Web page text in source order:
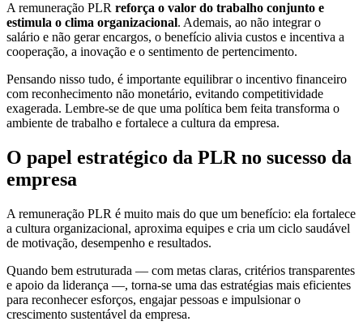
A remuneração PLR reforça o valor do trabalho conjunto e
estimula o clima organizacional. Ademais, ao não integrar o
salário e não gerar encargos, o benefício alivia custos e incentiva a
cooperação, a inovação e o sentimento de pertencimento.
Pensando nisso tudo, é importante equilibrar o incentivo financeiro
com reconhecimento não monetário, evitando competitividade
exagerada. Lembre-se de que uma política bem feita transforma o
ambiente de trabalho e fortalece a cultura da empresa.
O papel estratégico da PLR no sucesso da
empresa
A remuneração PLR é muito mais do que um benefício: ela fortalece
a cultura organizacional, aproxima equipes e cria um ciclo saudável
de motivação, desempenho e resultados.
Quando bem estruturada — com metas claras, critérios transparentes
e apoio da liderança —, torna-se uma das estratégias mais eficientes
para reconhecer esforços, engajar pessoas e impulsionar o
crescimento sustentável da empresa.